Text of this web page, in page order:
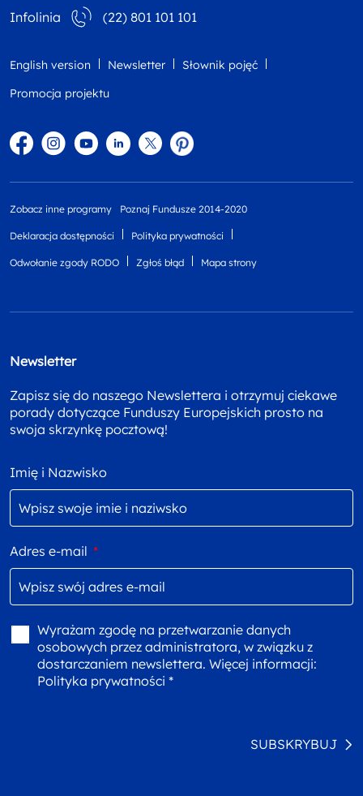
Infolinia (22) 801 101 101
English version Newsletter
Słownik pojęć
Promocja projektu
FacebookInstagram
YouTubeLinkedintwitterPinterest
Zobacz inne programy Poznaj Fundusze 2014-2020
Deklaracja dostępności Polityka prywatności
Odwołanie zgody RODO Zgłoś błąd Mapa strony
Newsletter
Zapisz się do naszego Newslettera i otrzymuj ciekawe
porady dotyczące Funduszy Europejskich prosto na
swoja skrzynkę pocztową!
Imię i Nazwisko
Adres e-mail *
Wyrażam zgodę na przetwarzanie danych
osobowych przez administratora, w związku z
dostarczaniem newslettera. Więcej informacji:
Polityka prywatności *
SUBSKRYBUJ